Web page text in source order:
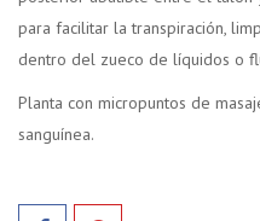
para facilitar la transpiración,
dentro del zueco de líquidos o
Planta con micropuntos de
sanguínea.